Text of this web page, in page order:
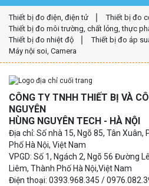
Thiết bị đo điện, điện tử
Thiết bị đo
Thiết bị đo môi trường, chất lỏng, thực
Thiết bị đo nhiệt độ
Thiết bị đo áp
Máy nội soi, Camera
CÔNG TY TNHH THIẾT BỊ VÀ
NGUYÊN
HÙNG NGUYÊN TECH - HÀ NỘI
Địa chỉ: Số nhà 15, Ngõ 85, Tân
Phố Hà Nội, Việt Nam
VPGD: Số 1, Ngách 2, Ngõ 56 Đường
Liêm, Thành Phố Hà Nội,Việt Nam
Điện thoại: 0393.968.345 /